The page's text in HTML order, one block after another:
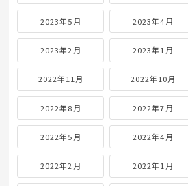
2023年5月 2023年4月
2023年2月 2023年1月
2022年11月 2022年10月
2022年8月 2022年7月
2022年5月 2022年4月
2022年2月 2022年1月